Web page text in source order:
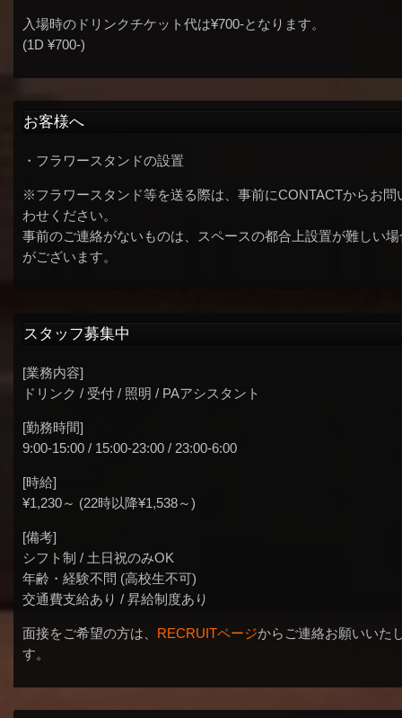
入場時のドリンクチケット代は¥700-となります。
(1D ¥700-)
お客様へ
・フラワースタンドの設置
※フラワースタンド等を送る際は、事前にCONTACTからお問
わせください。
事前のご連絡がないものは、スペースの都合上設置が難しい場
がございます。
スタッフ募集中
[業務内容]
ドリンク / 受付 / 照明 / PAアシスタント
[勤務時間]
9:00-15:00 / 15:00-23:00 / 23:00-6:00
[時給]
¥1,230～ (22時以降¥1,538～)
[備考]
シフト制 / 土日祝のみOK
年齢・経験不問 (高校生不可)
交通費支給あり / 昇給制度あり
面接をご希望の方は、 RECRUITページからご連絡お願いいた
す。